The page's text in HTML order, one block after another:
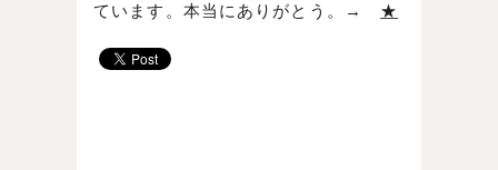
ています。本当にありがとう。→ ★